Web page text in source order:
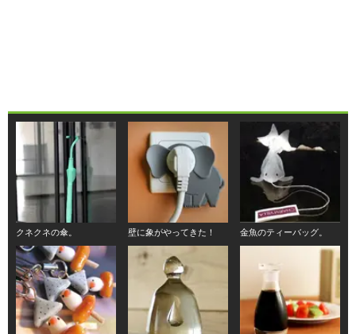
クネクネの傘。 壁に象がやってきた！ 金魚のティーバッグ。